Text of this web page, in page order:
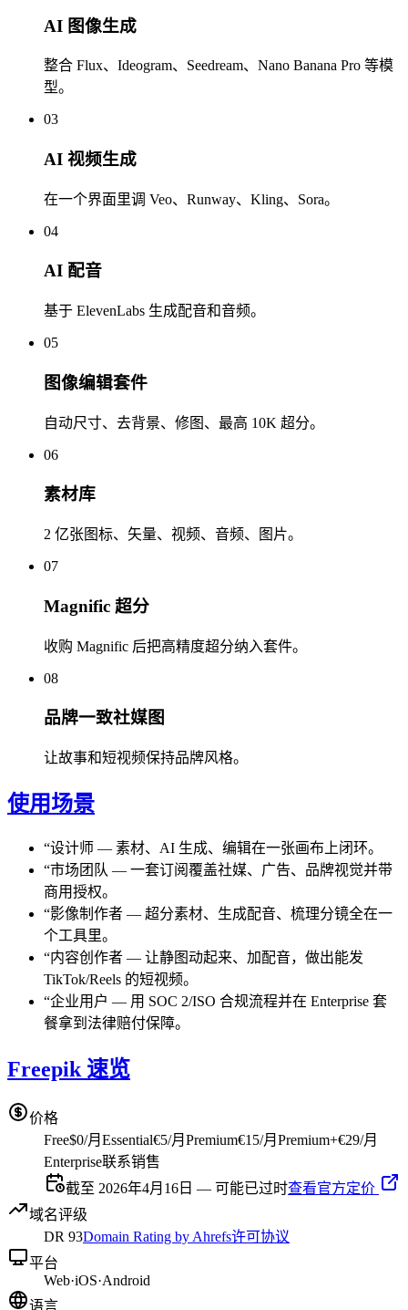
AI 图像生成
整合 Flux、Ideogram、Seedream、Nano Banana Pro 等模
型。
03
AI 视频生成
在一个界面里调 Veo、Runway、Kling、Sora。
04
AI 配音
基于 ElevenLabs 生成配音和音频。
05
图像编辑套件
自动尺寸、去背景、修图、最高 10K 超分。
06
素材库
2 亿张图标、矢量、视频、音频、图片。
07
Magnific 超分
收购 Magnific 后把高精度超分纳入套件。
08
品牌一致社媒图
让故事和短视频保持品牌风格。
使用场景
“设计师 — 素材、AI 生成、编辑在一张画布上闭环。
“市场团队 — 一套订阅覆盖社媒、广告、品牌视觉并带
商用授权。
“影像制作者 — 超分素材、生成配音、梳理分镜全在一
个工具里。
“内容创作者 — 让静图动起来、加配音，做出能发
TikTok/Reels 的短视频。
“企业用户 — 用 SOC 2/ISO 合规流程并在 Enterprise 套
餐拿到法律赔付保障。
Freepik 速览
价格
Free$0/月 Essential€5/月 Premium€15/月 Premium+€29/月
Enterprise联系销售
截至 2026年4月16日 — 可能已过时查看官方定价
域名评级
DR 93Domain Rating by Ahrefs许可协议
平台
Web·iOS·Android
语言